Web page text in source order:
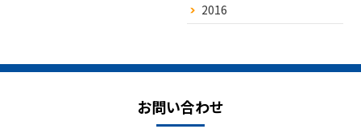
2016
お問い合わせ